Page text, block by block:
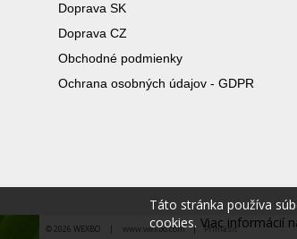
Doprava SK
Doprava CZ
Obchodné podmienky
Ochrana osobných údajov - GDPR
© 2026 WEXBO | www.wexbo.com|Prihlásiť
Táto stránka používa
cookies. Viac informácií